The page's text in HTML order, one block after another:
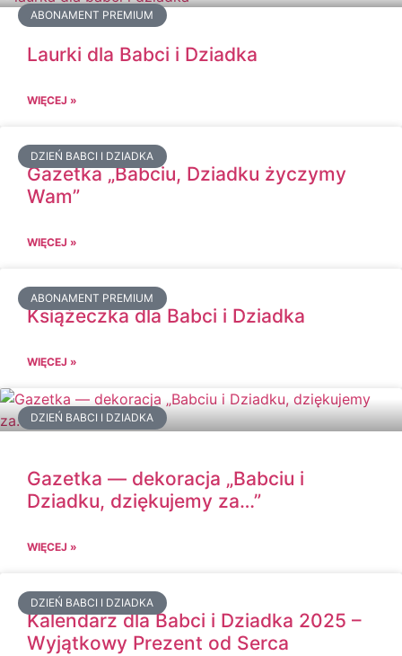
ABONAMENT PREMIUM
Laurki dla Babci i Dziadka
WIĘCEJ »
DZIEŃ BABCI I DZIADKA
Gazetka „Babciu, Dziadku życzymy
Wam”
WIĘCEJ »
ABONAMENT PREMIUM
Książeczka dla Babci i Dziadka
WIĘCEJ »
DZIEŃ BABCI I DZIADKA
Gazetka — dekoracja „Babciu i
Dziadku, dziękujemy za…”
WIĘCEJ »
DZIEŃ BABCI I DZIADKA
Kalendarz dla Babci i Dziadka 2025 –
Wyjątkowy Prezent od Serca